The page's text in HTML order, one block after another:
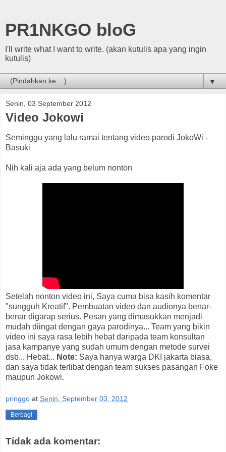
PR1NKGO bloG
I'll write what I want to write. (akan kutulis apa yang ingin
kutulis)
▼
Senin, 03 September 2012
Video Jokowi
Seminggu yang lalu ramai tentang video parodi JokoWi -
Basuki
Nih kali aja ada yang belum nonton
Setelah nonton video ini, Saya cuma bisa kasih komentar
"sungguh Kreatif". Pembuatan video dan audionya benar-
benar digarap serius. Pesan yang dimasukkan menjadi
mudah diingat dengan gaya parodinya... Team yang bikin
video ini saya rasa lebih hebat daripada team konsultan
jasa kampanye yang sudah umum dengan metode survei
dsb... Hebat... Note: Saya hanya warga DKI jakarta biasa,
dan saya tidak terlibat dengan team sukses pasangan Foke
maupun Jokowi.
pringgo at Senin, September 03, 2012
Berbagi
Tidak ada komentar: